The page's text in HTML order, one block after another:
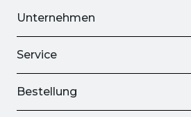
Unternehmen
Service
Bestellung